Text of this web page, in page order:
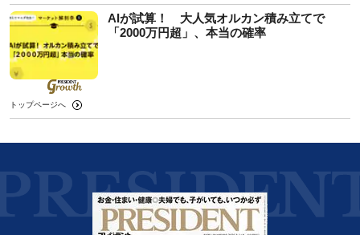
AIが試算！ 大人気オルカン積み立てで
「2000万円超」、本当の確率
トップページへ